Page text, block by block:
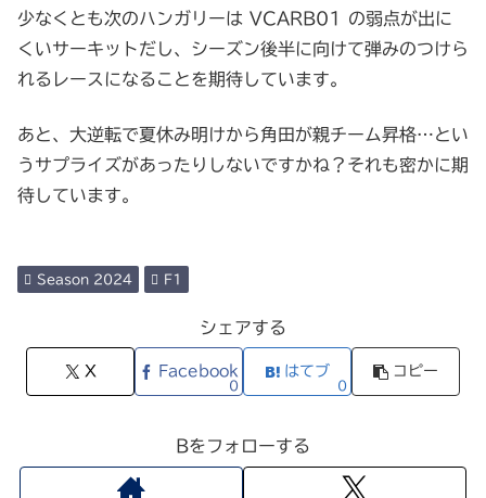
少なくとも次のハンガリーは VCARB01 の弱点が出に
くいサーキットだし、シーズン後半に向けて弾みのつけら
れるレースになることを期待しています。
あと、大逆転で夏休み明けから角田が親チーム昇格…とい
うサプライズがあったりしないですかね？それも密かに期
待しています。
Season 2024 F1
シェアする
X Facebook
0
はてブ
0
コピー
Bをフォローする